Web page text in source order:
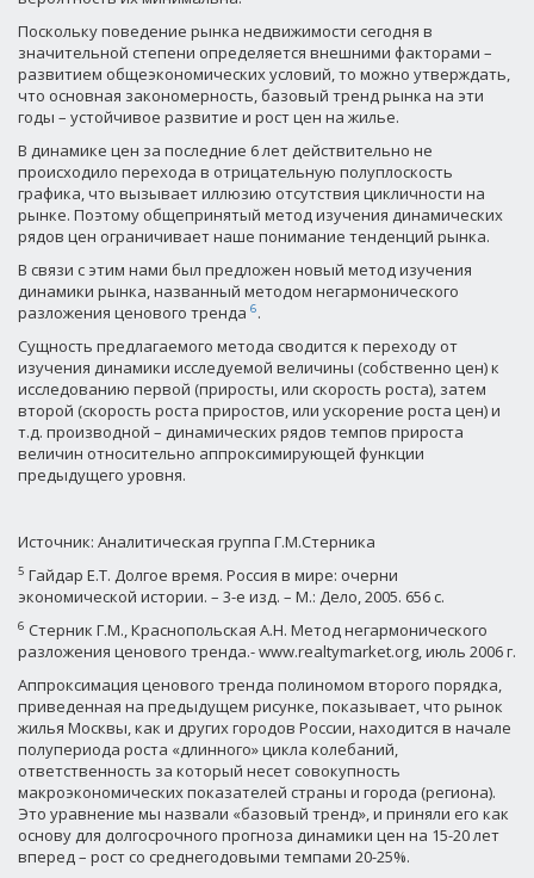
Поскольку поведение рынка недвижимости сегодня в
значительной степени определяется внешними факторами –
развитием общеэкономических условий, то можно утверждать,
что основная закономерность, базовый тренд рынка на эти
годы – устойчивое развитие и рост цен на жилье.
В динамике цен за последние 6 лет действительно не
происходило перехода в отрицательную полуплоскость
графика, что вызывает иллюзию отсутствия цикличности на
рынке. Поэтому общепринятый метод изучения динамических
рядов цен ограничивает наше понимание тенденций рынка.
В связи с этим нами был предложен новый метод изучения
динамики рынка, названный методом негармонического
разложения ценового тренда 6.
Сущность предлагаемого метода сводится к переходу от
изучения динамики исследуемой величины (собственно цен) к
исследованию первой (приросты, или скорость роста), затем
второй (скорость роста приростов, или ускорение роста цен) и
т.д. производной – динамических рядов темпов прироста
величин относительно аппроксимирующей функции
предыдущего уровня.
Источник: Аналитическая группа Г.М.Стерника
5 Гайдар Е.Т. Долгое время. Россия в мире: очерни
экономической истории. – 3-е изд. – М.: Дело, 2005. 656 с.
6 Стерник Г.М., Краснопольская А.Н. Метод негармонического
разложения ценового тренда.- www.realtymarket.org, июль 2006 г.
Аппроксимация ценового тренда полиномом второго порядка,
приведенная на предыдущем рисунке, показывает, что рынок
жилья Москвы, как и других городов России, находится в начале
полупериода роста «длинного» цикла колебаний,
ответственность за который несет совокупность
макроэкономических показателей страны и города (региона).
Это уравнение мы назвали «базовый тренд», и приняли его как
основу для долгосрочного прогноза динамики цен на 15-20 лет
вперед – рост со среднегодовыми темпами 20-25%.